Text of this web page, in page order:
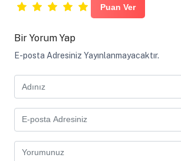
Bir Yorum Yap
E-posta Adresiniz Yayınlanmayacaktır.